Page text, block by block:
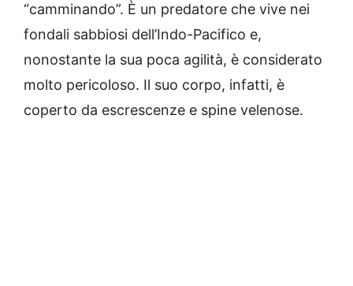
“camminando”. È un predatore che vive nei
fondali sabbiosi dell’Indo-Pacifico e,
nonostante la sua poca agilità, è considerato
molto pericoloso. Il suo corpo, infatti, è
coperto da escrescenze e spine velenose.